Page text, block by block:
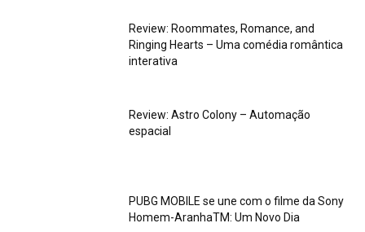
Review: Roommates, Romance, and
Ringing Hearts – Uma comédia romântica
interativa
Review: Astro Colony – Automação
espacial
PUBG MOBILE se une com o filme da Sony
Homem-AranhaTM: Um Novo Dia